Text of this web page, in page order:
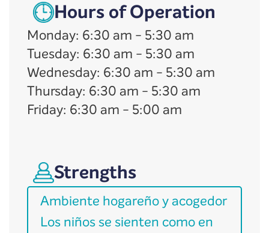
Hours of Operation
Monday: 6:30 am - 5:30 am
Tuesday: 6:30 am - 5:30 am
Wednesday: 6:30 am - 5:30 am
Thursday: 6:30 am - 5:30 am
Friday: 6:30 am - 5:00 am
Strengths
Ambiente hogareño y acogedor
Los niños se sienten como en